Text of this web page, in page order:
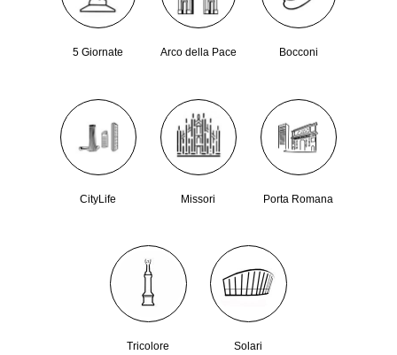
5 Giornate Arco della Pace Bocconi
CityLife Missori Porta Romana
Tricolore Solari